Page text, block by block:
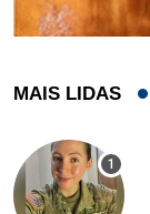
MAIS LIDAS